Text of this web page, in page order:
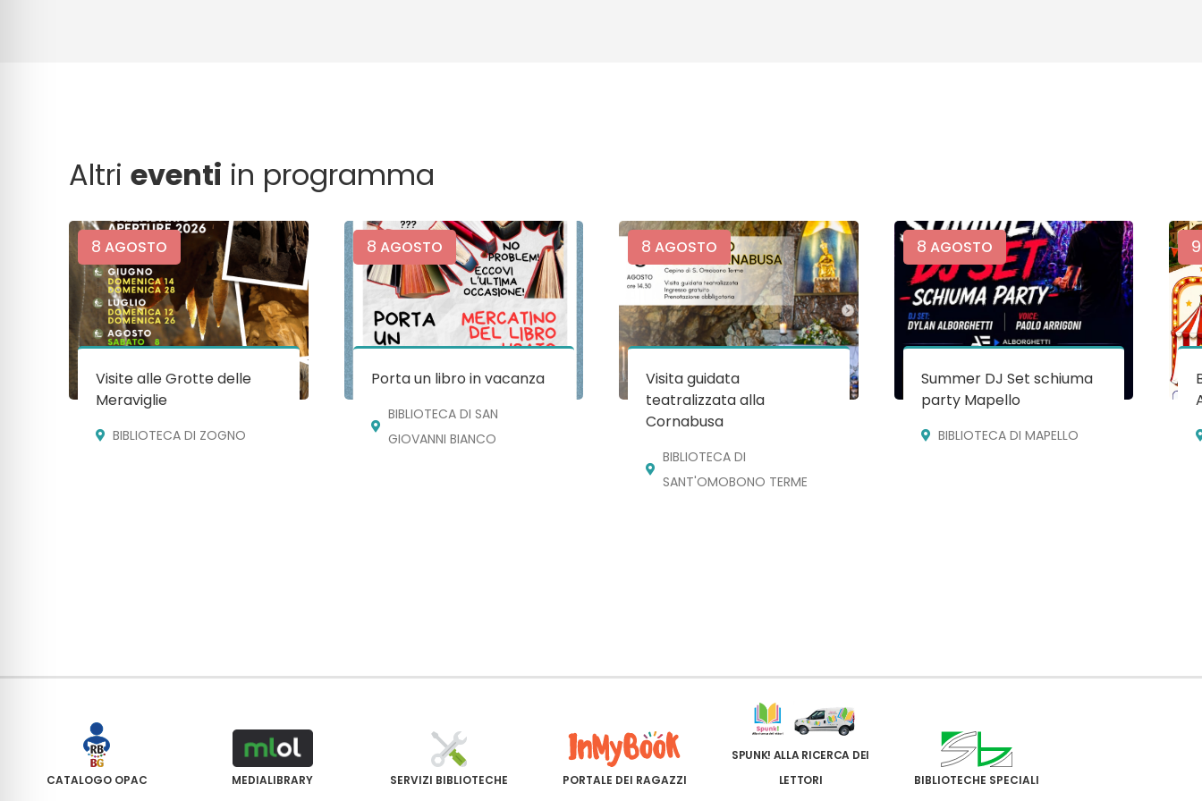
Altrieventi in programma
8 AGOSTO
Visite alle Grotte delle
Meraviglie
BIBLIOTECA DI ZOGNO
8 AGOSTO
Porta un libro in vacanza
BIBLIOTECA DI SAN
GIOVANNI BIANCO
8 AGOSTO
Visita guidata
teatralizzata alla
Cornabusa
BIBLIOTECA DI
SANT'OMOBONO TERME
8 AGOSTO
Summer DJ Set schiuma
party Mapello
BIBLIOTECA DI MAPELLO
9
CATALOGO OPAC MEDIALIBRARY SERVIZI BIBLIOTECHE PORTALE DEI RAGAZZI
SPUNK! ALLA RICERCA DEI
LETTORI
BIBLIOTECHE SPECIALI